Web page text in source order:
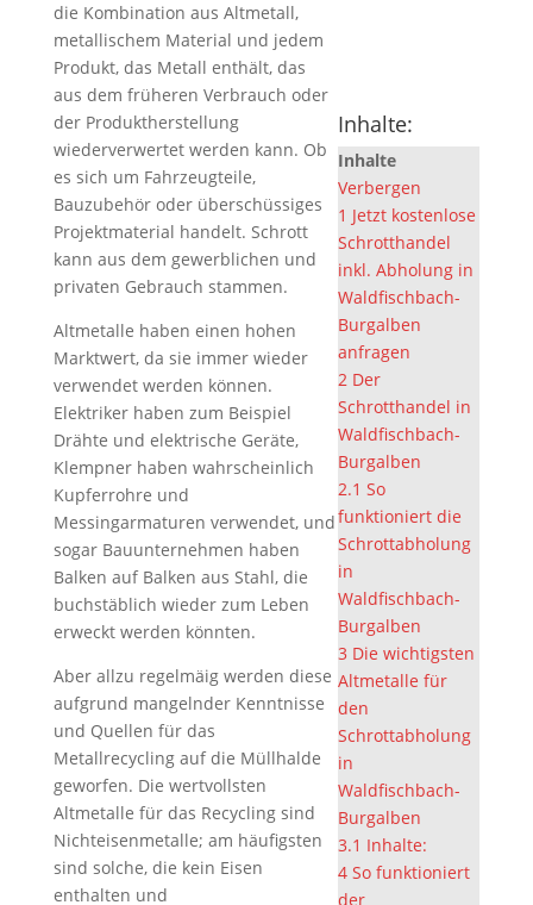
die Kombination aus Altmetall,
metallischem Material und jedem
Produkt, das Metall enthält, das
aus dem früheren Verbrauch oder
der Produktherstellung
wiederverwertet werden kann. Ob
es sich um Fahrzeugteile,
Bauzubehör oder überschüssiges
Projektmaterial handelt. Schrott
kann aus dem gewerblichen und
privaten Gebrauch stammen.
Altmetalle haben einen hohen
Marktwert, da sie immer wieder
verwendet werden können.
Elektriker haben zum Beispiel
Drähte und elektrische Geräte,
Klempner haben wahrscheinlich
Kupferrohre und
Messingarmaturen verwendet, und
sogar Bauunternehmen haben
Balken auf Balken aus Stahl, die
buchstäblich wieder zum Leben
erweckt werden könnten.
Aber allzu regelmäig werden diese
aufgrund mangelnder Kenntnisse
und Quellen für das
Metallrecycling auf die Müllhalde
geworfen. Die wertvollsten
Altmetalle für das Recycling sind
Nichteisenmetalle; am häufigsten
sind solche, die kein Eisen
enthalten und
Inhalte:
Inhalte
Verbergen
1 Jetzt kostenlose
Schrotthandel
inkl. Abholung in
Waldfischbach-
Burgalben
anfragen
2 Der
Schrotthandel in
Waldfischbach-
Burgalben
2.1 So
funktioniert die
Schrottabholung
in
Waldfischbach-
Burgalben
3 Die wichtigsten
Altmetalle für
den
Schrottabholung
in
Waldfischbach-
Burgalben
3.1 Inhalte:
4 So funktioniert
der